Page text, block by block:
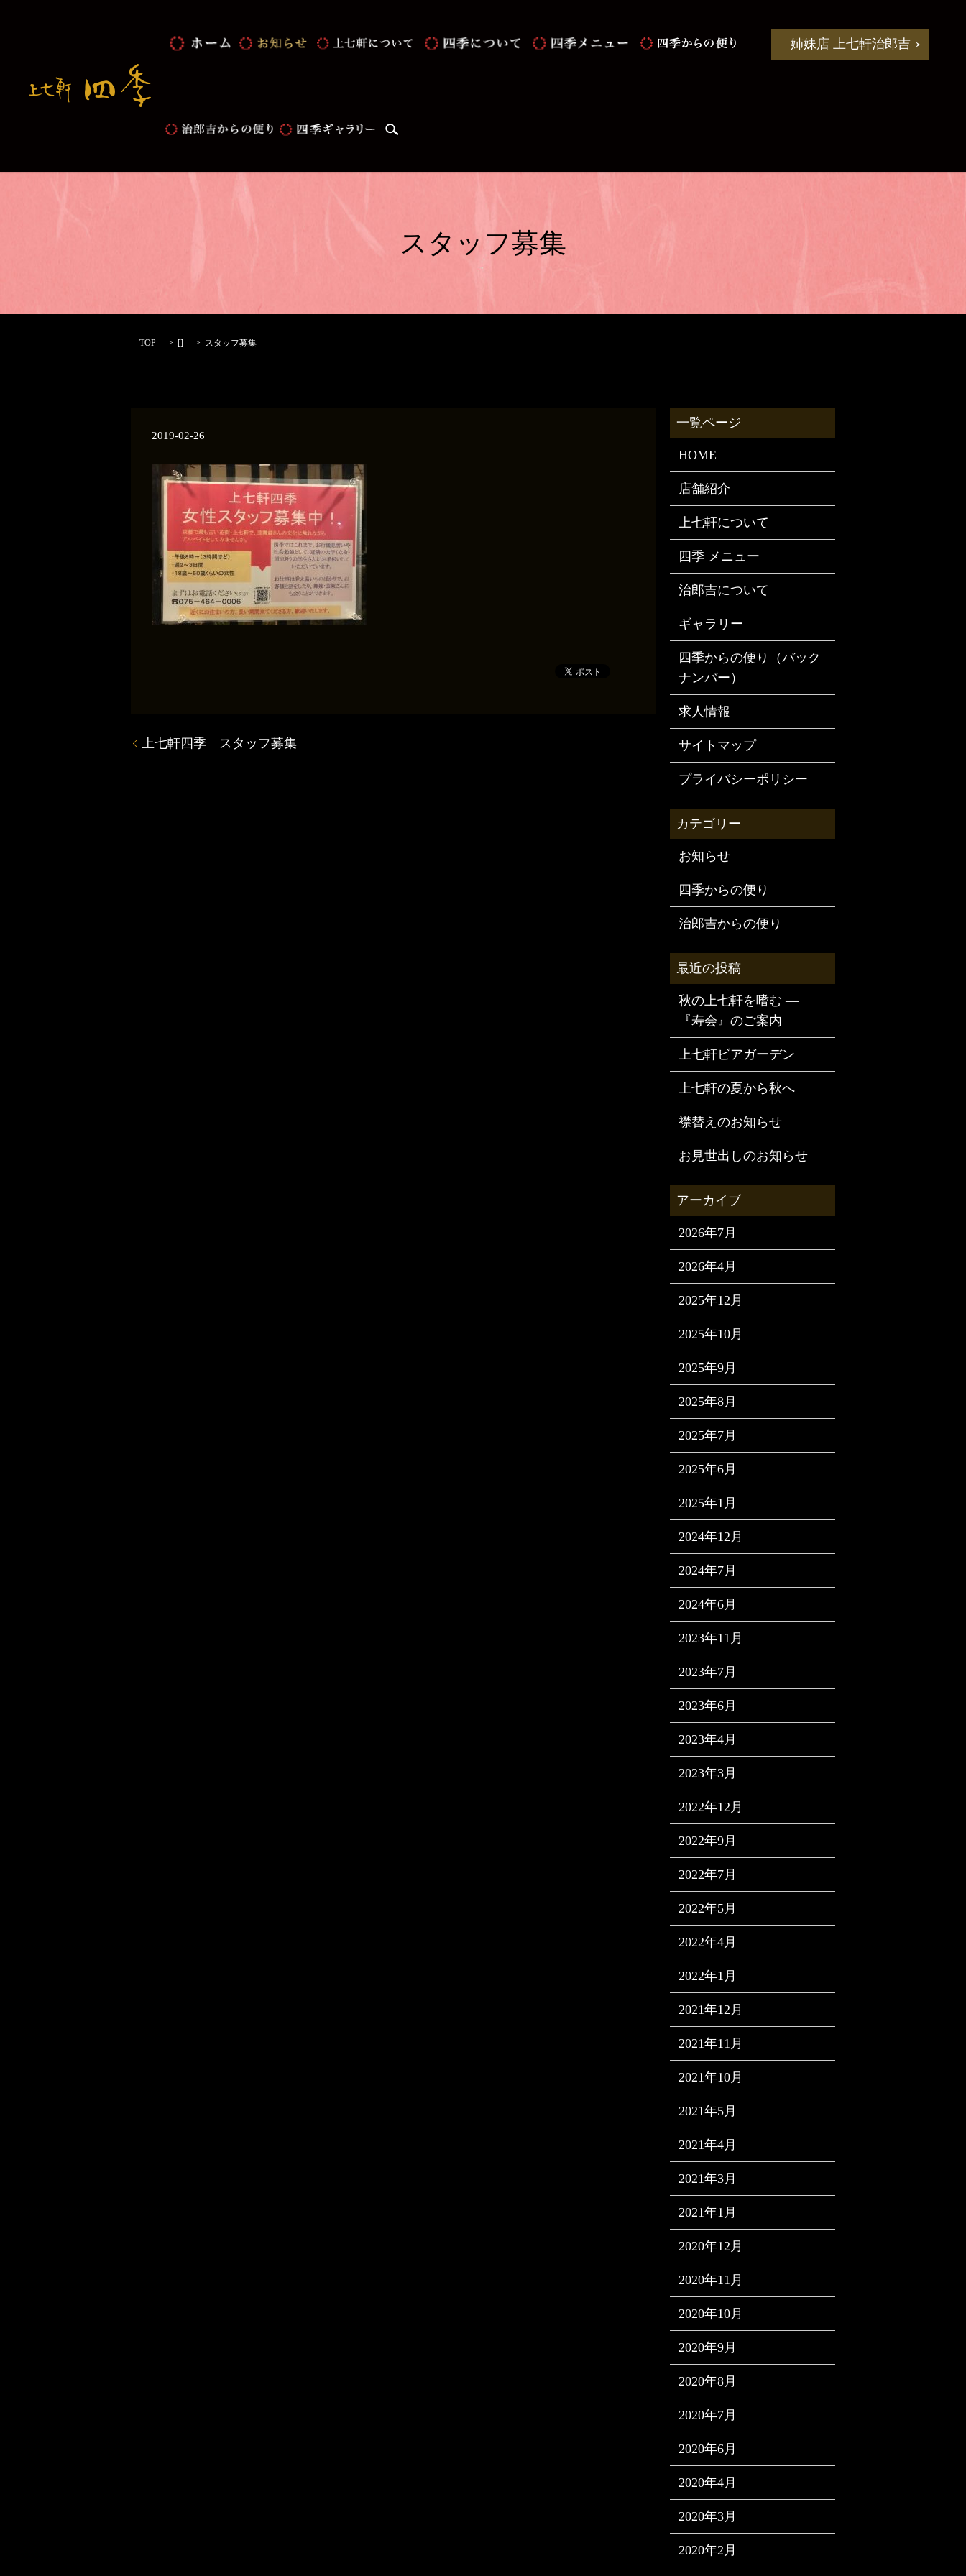
姉妹店 上七軒治郎吉
スタッフ募集
TOP [] スタッフ募集
2019-02-26
上七軒四季 スタッフ募集
HOME
店舗紹介
上七軒について
四季 メニュー
治郎吉について
ギャラリー
四季からの便り（バック
ナンバー）
求人情報
サイトマップ
プライバシーポリシー
お知らせ
四季からの便り
治郎吉からの便り
秋の上七軒を嗜む —
『寿会』のご案内
上七軒ビアガーデン
上七軒の夏から秋へ
襟替えのお知らせ
お見世出しのお知らせ
2026年7月
2026年4月
2025年12月
2025年10月
2025年9月
2025年8月
2025年7月
2025年6月
2025年1月
2024年12月
2024年7月
2024年6月
2023年11月
2023年7月
2023年6月
2023年4月
2023年3月
2022年12月
2022年9月
2022年7月
2022年5月
2022年4月
2022年1月
2021年12月
2021年11月
2021年10月
2021年5月
2021年4月
2021年3月
2021年1月
2020年12月
2020年11月
2020年10月
2020年9月
2020年8月
2020年7月
2020年6月
2020年4月
2020年3月
2020年2月